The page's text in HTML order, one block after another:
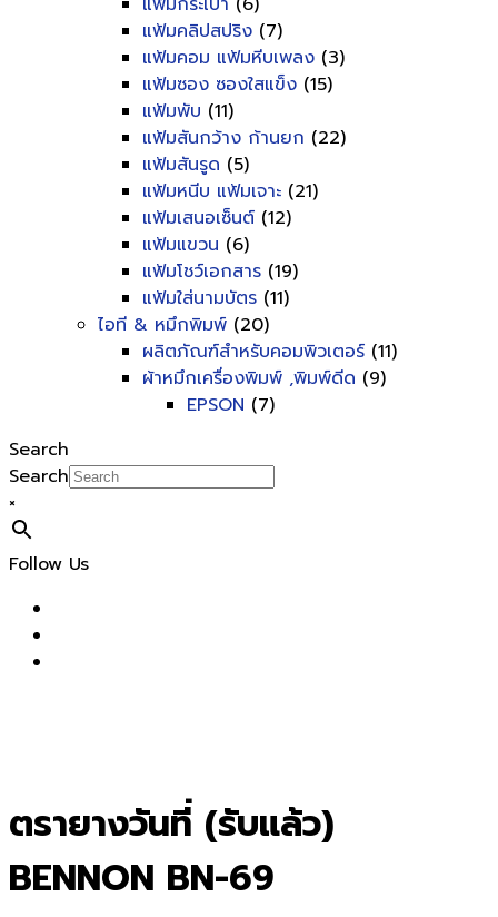
แฟ้มคลิปสปริง (7)
แฟ้มคอม แฟ้มหีบเพลง (3)
แฟ้มซอง ซองใสแข็ง (15)
แฟ้มพับ (11)
แฟ้มสันกว้าง ก้านยก (22)
แฟ้มสันรูด (5)
แฟ้มหนีบ แฟ้มเจาะ (21)
แฟ้มเสนอเซ็นต์ (12)
แฟ้มแขวน (6)
แฟ้มโชว์เอกสาร (19)
แฟ้มใส่นามบัตร (11)
ไอที & หมึกพิมพ์ (20)
ผลิตภัณฑ์สำหรับคอมพิวเตอร์ (11)
ผ้าหมึกเครื่องพิมพ์ ,พิมพ์ดีด (9)
EPSON (7)
Search
Search
×
Follow Us
ตรายางวันที่ (รับแล้ว)
BENNON BN-69